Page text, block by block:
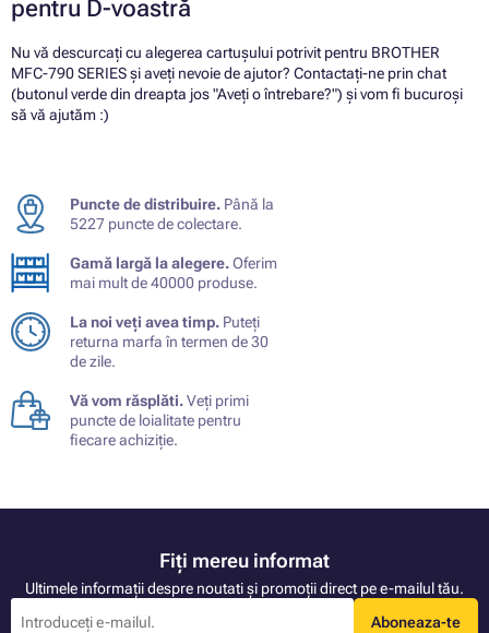
pentru D-voastră
Nu vă descurcați cu alegerea cartușului potrivit pentru BROTHER
MFC-790 SERIES și aveți nevoie de ajutor? Contactați-ne prin chat
(butonul verde din dreapta jos "Aveți o întrebare?") și vom fi bucuroși
să vă ajutăm :)
Puncte de distribuire. Până la
5227 puncte de colectare.
Gamă largă la alegere.Oferim
mai mult de 40000 produse.
La noi veți avea timp. Puteți
returna marfa în termen de 30
de zile.
Vă vom răsplăti.Veți primi
puncte de loialitate pentru
fiecare achiziție.
Fiți mereu informat
Ultimele informații despre noutati și promoții direct pe e-mailul tău.
Aboneaza-te